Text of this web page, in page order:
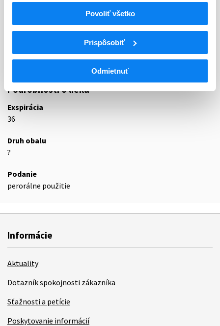
Povoliť všetko
Prispôsobiť
Odmietnuť
ATC
Centrálna nervová sústava
N06
Psychoanaleptiká
Liečivá proti demencii
N06DX02
Ginkgo biloba
Podrobnosti o lieku
Exspirácia
36
Druh obalu
?
Podanie
perorálne použitie
Informácie
Aktuality
Dotazník spokojnosti zákazníka
Sťažnosti a petície
Poskytovanie informácií